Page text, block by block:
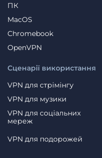
ПК
MacOS
Chromebook
OpenVPN
Сценарії використання
VPN для стрімінгу
VPN для музики
VPN для соціальних
мереж
VPN для подорожей